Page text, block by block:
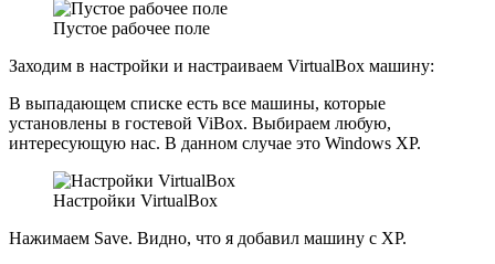
Пустое рабочее поле
Заходим в настройки и настраиваем VirtualBox машину:
В выпадающем списке есть все машины, которые
установлены в гостевой ViBox. Выбираем любую,
интересующую нас. В данном случае это Windows XP.
Настройки VirtualBox
Нажимаем Save. Видно, что я добавил машину с XP.